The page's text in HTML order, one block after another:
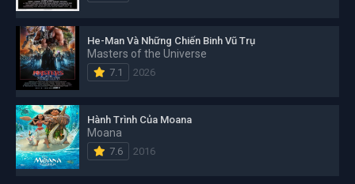
He-Man Và Những Chiến Binh Vũ Trụ
Masters of the Universe
7.1 2026
Hành Trình Của Moana
Moana
7.6 2016